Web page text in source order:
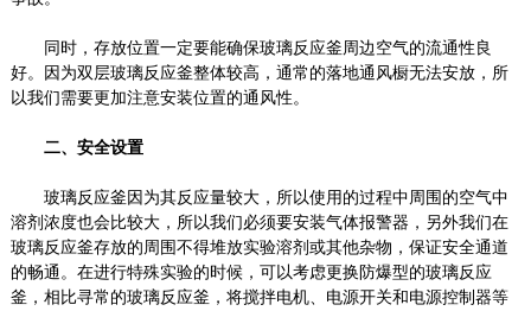
同时，存放位置一定要能确保玻璃反应釜周边空气的流通性良
好。因为双层玻璃反应釜整体较高，通常的落地通风橱无法安放，所
以我们需要更加注意安装位置的通风性。
二、安全设置
玻璃反应釜因为其反应量较大，所以使用的过程中周围的空气中
溶剂浓度也会比较大，所以我们必须要安装气体报警器，另外我们在
玻璃反应釜存放的周围不得堆放实验溶剂或其他杂物，保证安全通道
的畅通。在进行特殊实验的时候，可以考虑更换防爆型的玻璃反应
釜，相比寻常的玻璃反应釜，将搅拌电机、电源开关和电源控制器等